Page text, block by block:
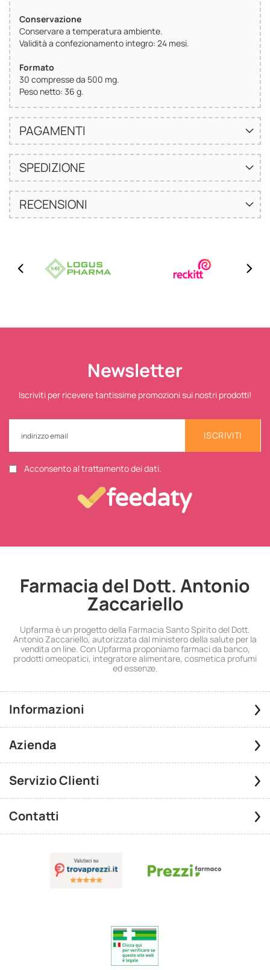
Conservazione
Conservare a temperatura ambiente.
Validità a confezionamento integro: 24 mesi.
Formato
30 compresse da 500 mg.
Peso netto: 36 g.
PAGAMENTI
SPEDIZIONE
RECENSIONI
Newsletter
Iscriviti per ricevere tantissime promozioni sui nostri prodotti!
ISCRIVITI
Acconsento al trattamento dei dati.
Farmacia del Dott. Antonio
Zaccariello
Upfarma è un progetto della Farmacia Santo Spirito del Dott.
Antonio Zaccariello, autorizzata dal ministero della salute per la
vendita on line. Con Upfarma proponiamo farmaci da banco,
prodotti omeopatici, integratore alimentare, cosmetica profumi
ed essenze.
Informazioni
Azienda
Servizio Clienti
Contatti